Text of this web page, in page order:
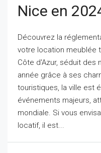
Nice en
Découvrez la
votre location meublée
Côte d'Azur, séduit des
année grâce à ses
touristiques, la ville est
événements majeurs,
mondiale. Si vous
locatif, il est...